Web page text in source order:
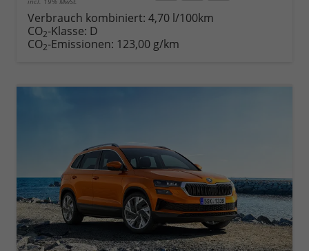
anfordern
Datei,
Verbrauch kombiniert: 4,70 l/100km
CO2-Klasse: D
CO2-Emissionen: 123,00 g/km